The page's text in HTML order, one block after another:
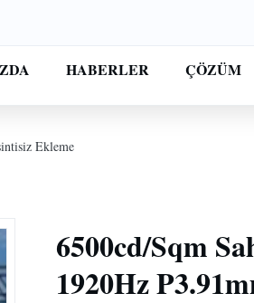
HABERLER ÇÖZÜM
Ekleme
6500cd/Sqm
1920Hz